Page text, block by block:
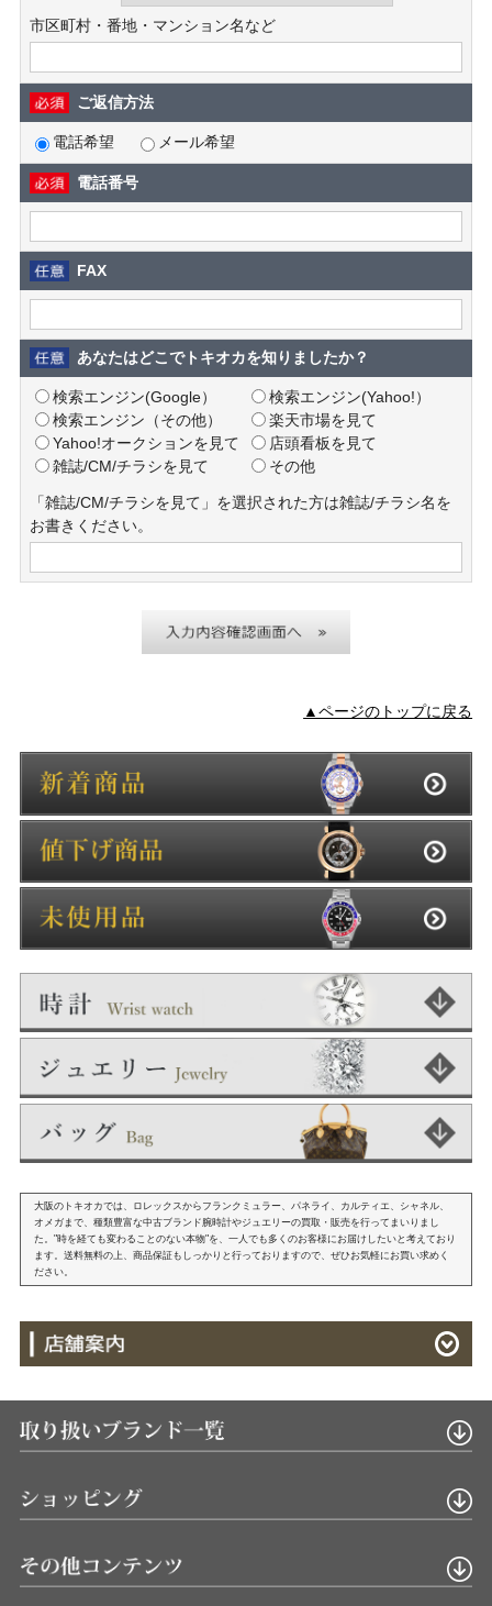
市区町村・番地・マンション名など
ご返信方法
電話希望 メール希望
電話番号
FAX
あなたはどこでトキオカを知りましたか？
検索エンジン(Google）
検索エンジン(Yahoo!）
検索エンジン（その他）
楽天市場を見て
Yahoo!オークションを見て
店頭看板を見て
雑誌/CM/チラシを見て
その他
「雑誌/CM/チラシを見て」を選択された方は雑誌/チラシ名を
お書きください。
▲ページのトップに戻る
大阪のトキオカでは、ロレックスからフランクミュラー、パネライ、カルティエ、シャネル、
オメガまで、種類豊富な中古ブランド腕時計やジュエリーの買取・販売を行ってまいりまし
た。"時を経ても変わることのない本物"を、一人でも多くのお客様にお届けしたいと考えており
ます。送料無料の上、商品保証もしっかりと行っておりますので、ぜひお気軽にお買い求めく
ださい。